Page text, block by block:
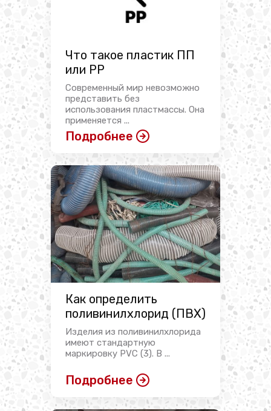
Что такое пластик ПП
или PP
Современный мир невозможно
представить без
использования пластмассы. Она
применяется ...
Подробнее
Как определить
поливинилхлорид (ПВХ)
Изделия из поливинилхлорида
имеют стандартную
маркировку PVC (3). В ...
Подробнее